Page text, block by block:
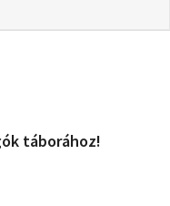
táborához!